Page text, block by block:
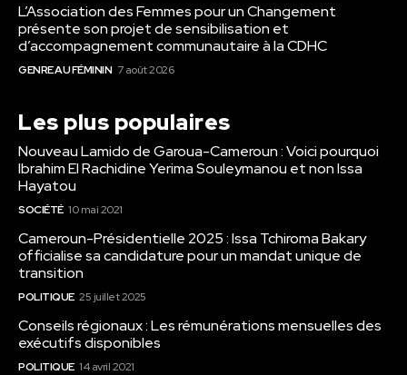
L’Association des Femmes pour un Changement
présente son projet de sensibilisation et
d’accompagnement communautaire à la CDHC
GENRE AU FÉMININ 7 août 2026
Les plus populaires
Nouveau Lamido de Garoua-Cameroun : Voici pourquoi
Ibrahim El Rachidine Yerima Souleymanou et non Issa
Hayatou
SOCIÉTÉ 10 mai 2021
Cameroun-Présidentielle 2025 : Issa Tchiroma Bakary
officialise sa candidature pour un mandat unique de
transition
POLITIQUE 25 juillet 2025
Conseils régionaux : Les rémunérations mensuelles des
exécutifs disponibles
POLITIQUE 14 avril 2021